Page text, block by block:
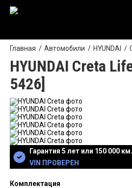
Главная Автомобили HYUNDAI
HYUNDAI Creta
5426]
Гарантия 5 лет или 150 000 км.
VIN ПРОВЕРЕН
Комплектация